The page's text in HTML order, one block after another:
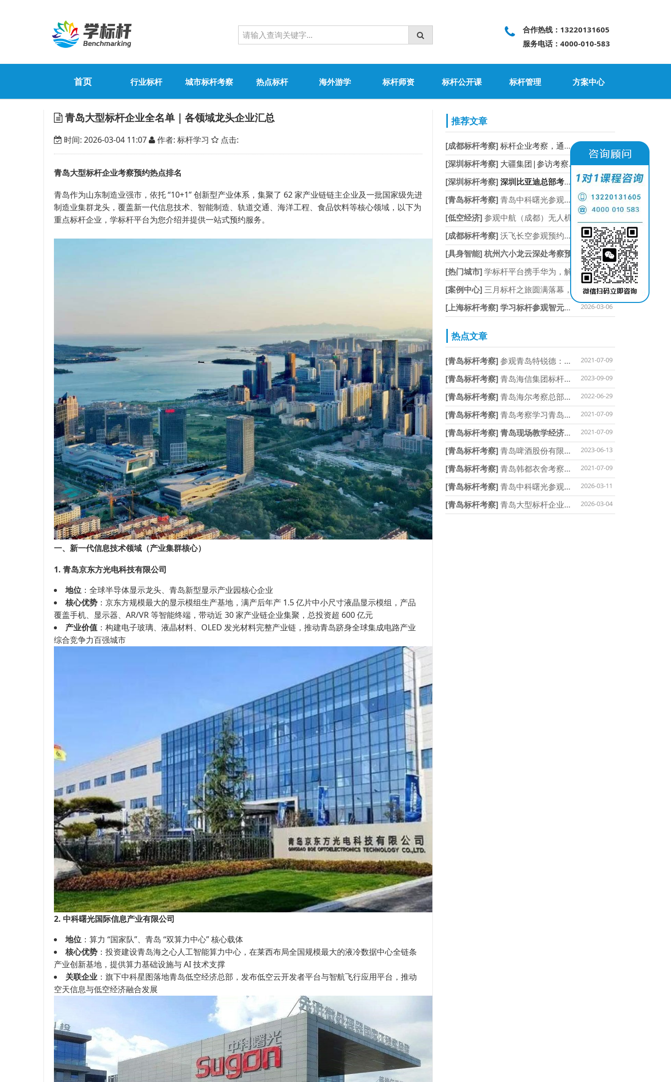
合作热线：13220131605
服务电话：4000-010-583
首页 行业标杆 城市标杆考察 热点标杆 海外游学 标杆师资 标杆公开课 标杆管理 方案中心
青岛大型标杆企业全名单｜各领域龙头企业汇总
时间: 2026-03-04 11:07 作者: 标杆学习 点击:
青岛大型标杆企业考察预约热点排名
青岛作为山东制造业强市，依托 “10+1” 创新型产业体系，集聚了 62 家产业链链主企业及一批国家级先进
制造业集群龙头，覆盖新一代信息技术、智能制造、轨道交通、海洋工程、食品饮料等核心领域，以下为
重点标杆企业，学标杆平台为您介绍并提供一站式预约服务。
一、新一代信息技术领域（产业集群核心）
1. 青岛京东方光电科技有限公司
地位 ：全球半导体显示龙头、青岛新型显示产业园核心企业
核心优势 ：京东方规模最大的显示模组生产基地，满产后年产 1.5 亿片中小尺寸液晶显示模组，产品
覆盖手机、显示器、AR/VR 等智能终端，带动近 30 家产业链企业集聚，总投资超 600 亿元
产业价值 ：构建电子玻璃、液晶材料、OLED 发光材料完整产业链，推动青岛跻身全球集成电路产业
综合竞争力百强城市
2. 中科曙光国际信息产业有限公司
地位 ：算力 “国家队”、青岛 “双算力中心” 核心载体
核心优势 ：投资建设青岛海之心人工智能算力中心，在莱西布局全国规模最大的液冷数据中心全链条
产业创新基地，提供算力基础设施与 AI 技术支撑
关联企业 ：旗下中科星图落地青岛低空经济总部，发布低空云开发者平台与智航飞行应用平台，推动
空天信息与低空经济融合发展
推荐文章
[成都标杆考察]标杆企业考察，通威集团
[深圳标杆考察] 大疆集团|参访考察预约通
[深圳标杆考察]深圳比亚迪总部考察参访 2026-02-27
[青岛标杆考察]青岛中科曙光参观预约指 2026-03-11
[低空经济]参观中航（成都）无人机 2026-03-11
[成都标杆考察]沃飞长空参观预约方式 2026-03-09
[具身智能]杭州六小龙云深处考察预 2026-03-09
[热门城市]学标杆平台携手华为，解 2026-03-06
[案例中心]三月标杆之旅圆满落幕， 2026-03-06
[上海标杆考察]学习标杆参观智元机器人 2026-03-06
热点文章
[青岛标杆考察]参观青岛特锐德：考察中 2021-07-09
[青岛标杆考察]青岛海信集团标杆考察 2023-09-09
[青岛标杆考察]青岛海尔考察总部参观 2022-06-29
[青岛标杆考察]青岛考察学习青岛港振超 2021-07-09
[青岛标杆考察]青岛现场教学经济开发区 2021-07-09
[青岛标杆考察]青岛啤酒股份有限公司标 2023-06-13
[青岛标杆考察]青岛韩都衣舍考察总部参 2021-07-09
[青岛标杆考察]青岛中科曙光参观预约指 2026-03-11
[青岛标杆考察]青岛大型标杆企业全名单 2026-03-04